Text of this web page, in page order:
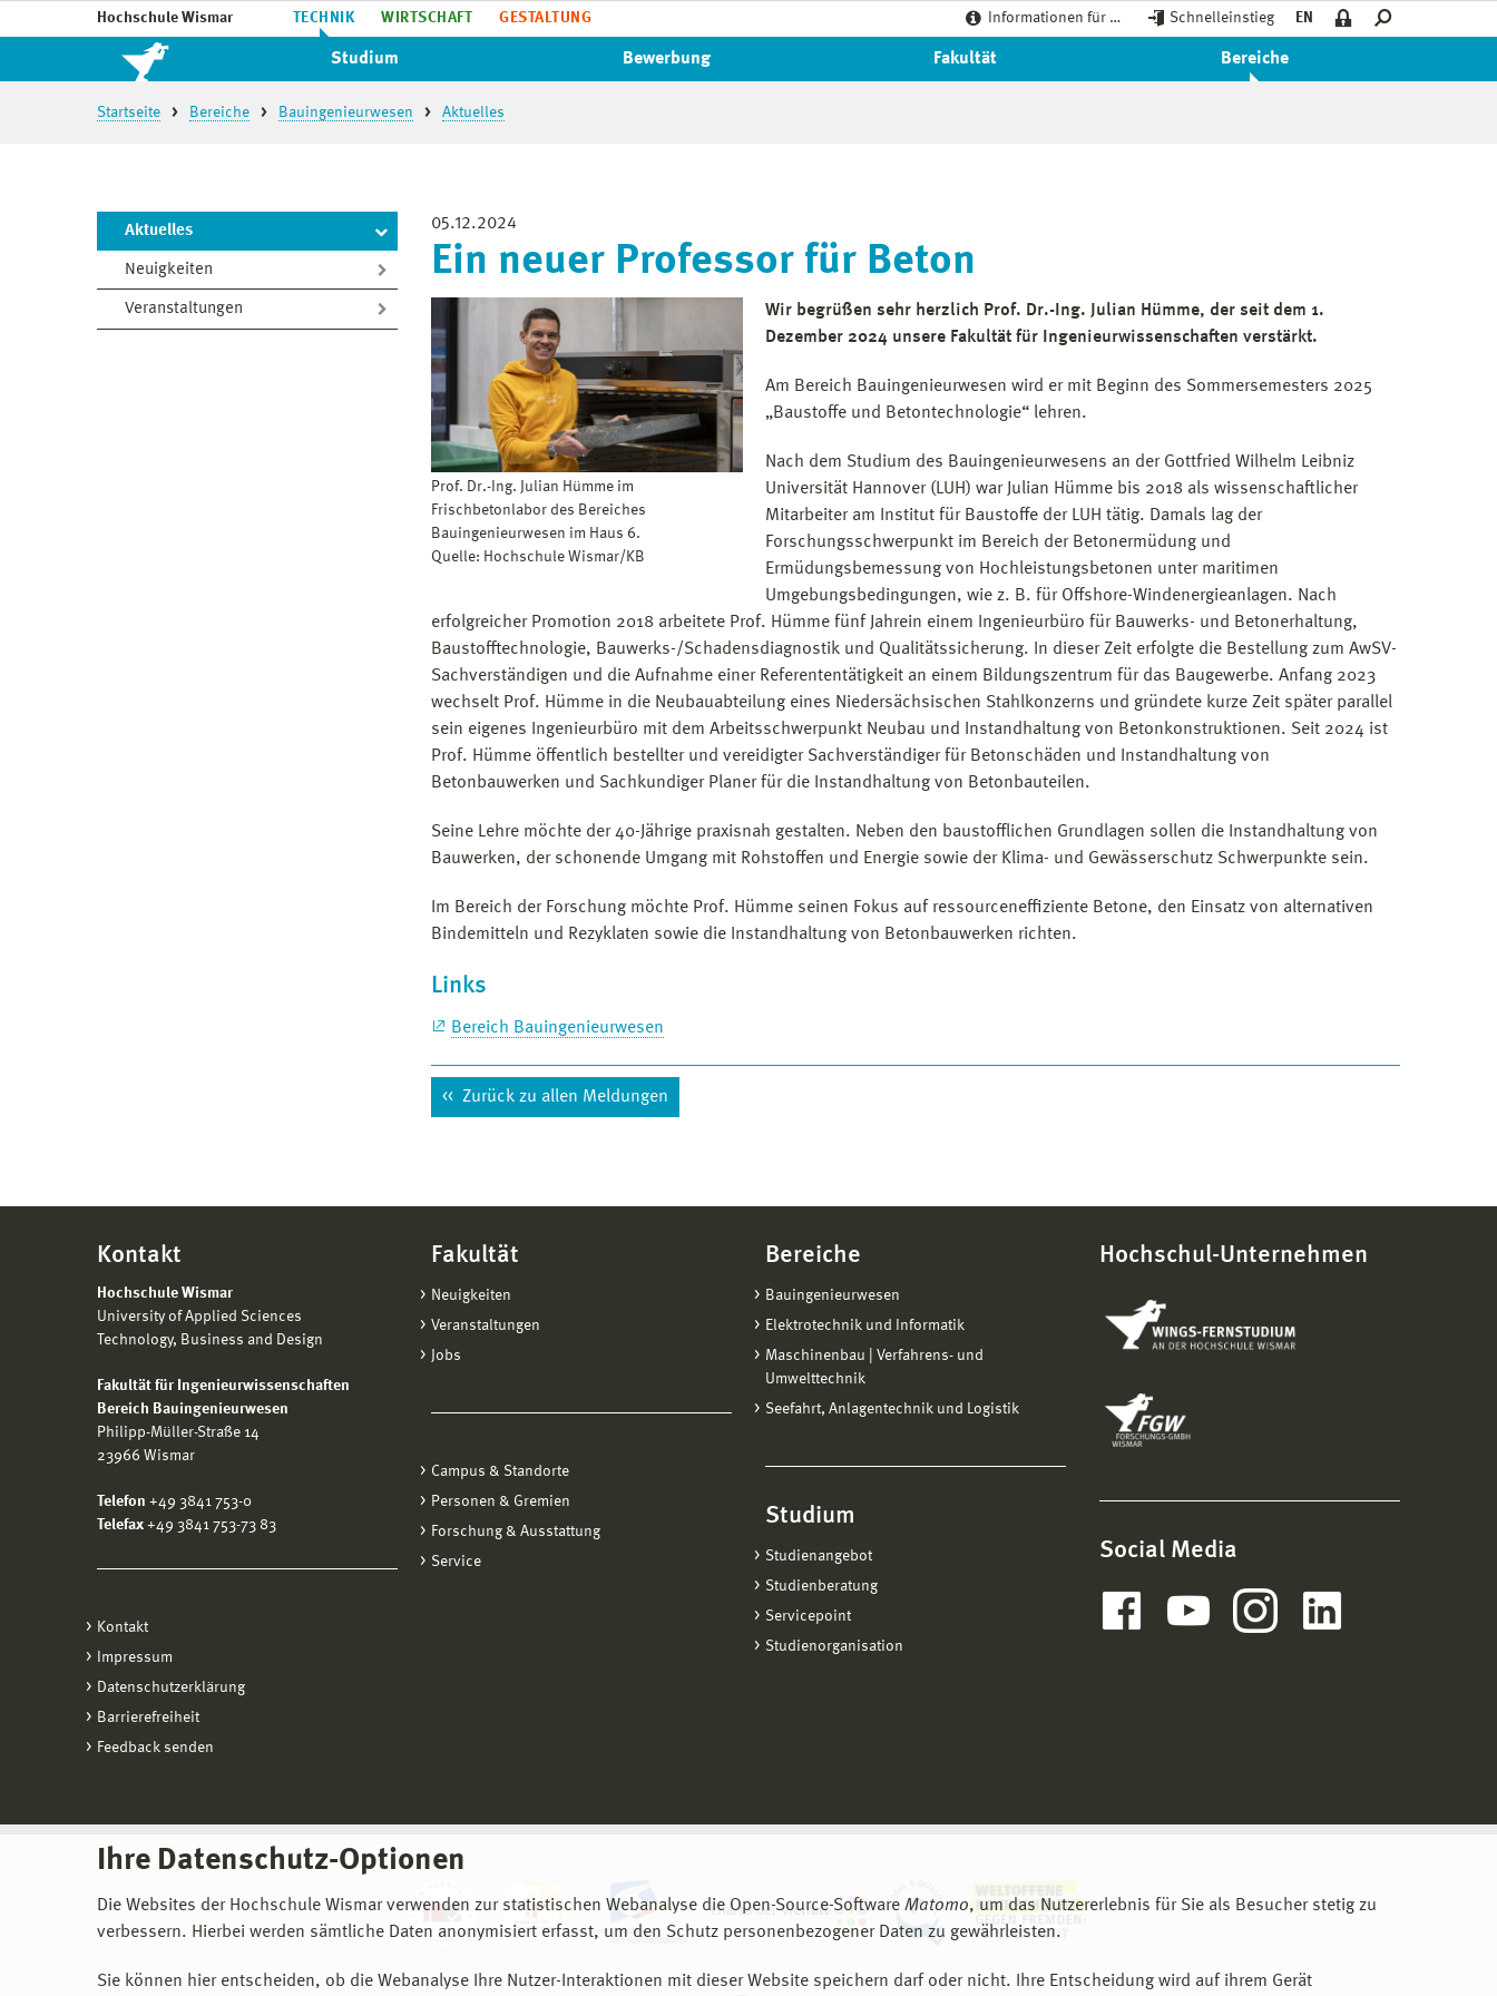
Hochschule Wismar TECHNIK WIRTSCHAFT GESTALTUNG Informationen für … Schnelleinstieg EN
Studium Bewerbung Fakultät Bereiche
Startseite Bereiche Bauingenieurwesen Aktuelles
Aktuelles
Neuigkeiten
Veranstaltungen
Ihre Datenschutz-Optionen
Die Websites der Hochschule Wismar verwenden zur statistischen Webanalyse die Open-Source-Software Matomo, um das Nutzererlebnis für Sie als Besucher stetig zu
verbessern. Hierbei werden sämtliche Daten anonymisiert erfasst, um den Schutz personenbezogener Daten zu gewährleisten.
Sie können hier entscheiden, ob die Webanalyse Ihre Nutzer-Interaktionen mit dieser Website speichern darf oder nicht. Ihre Entscheidung wird auf ihrem Gerät
05.12.2024
Ein neuer Professor für Beton
Prof. Dr.-Ing. Julian Hümme im
Frischbetonlabor des Bereiches
Bauingenieurwesen im Haus 6.
Quelle: Hochschule Wismar/KB
Wir begrüßen sehr herzlich Prof. Dr.-Ing. Julian Hümme, der seit dem 1.
Dezember 2024 unsere Fakultät für Ingenieurwissenschaften verstärkt.
Am Bereich Bauingenieurwesen wird er mit Beginn des Sommersemesters 2025
„Baustoffe und Betontechnologie“ lehren.
Nach dem Studium des Bauingenieurwesens an der Gottfried Wilhelm Leibniz
Universität Hannover (LUH) war Julian Hümme bis 2018 als wissenschaftlicher
Mitarbeiter am Institut für Baustoffe der LUH tätig. Damals lag der
Forschungsschwerpunkt im Bereich der Betonermüdung und
Ermüdungsbemessung von Hochleistungsbetonen unter maritimen
Umgebungsbedingungen, wie z. B. für Offshore-Windenergieanlagen. Nach
erfolgreicher Promotion 2018 arbeitete Prof. Hümme fünf Jahrein einem Ingenieurbüro für Bauwerks- und Betonerhaltung,
Baustofftechnologie, Bauwerks-/Schadensdiagnostik und Qualitätssicherung. In dieser Zeit erfolgte die Bestellung zum AwSV-
Sachverständigen und die Aufnahme einer Referententätigkeit an einem Bildungszentrum für das Baugewerbe. Anfang 2023
wechselt Prof. Hümme in die Neubauabteilung eines Niedersächsischen Stahlkonzerns und gründete kurze Zeit später parallel
sein eigenes Ingenieurbüro mit dem Arbeitsschwerpunkt Neubau und Instandhaltung von Betonkonstruktionen. Seit 2024 ist
Prof. Hümme öffentlich bestellter und vereidigter Sachverständiger für Betonschäden und Instandhaltung von
Betonbauwerken und Sachkundiger Planer für die Instandhaltung von Betonbauteilen.
Seine Lehre möchte der 40-Jährige praxisnah gestalten. Neben den baustofflichen Grundlagen sollen die Instandhaltung von
Bauwerken, der schonende Umgang mit Rohstoffen und Energie sowie der Klima- und Gewässerschutz Schwerpunkte sein.
Im Bereich der Forschung möchte Prof. Hümme seinen Fokus auf ressourceneffiziente Betone, den Einsatz von alternativen
Bindemitteln und Rezyklaten sowie die Instandhaltung von Betonbauwerken richten.
Links
Bereich Bauingenieurwesen
Zurück zu allen Meldungen
Kontakt
Hochschule Wismar
University of Applied Sciences
Technology, Business and Design
Fakultät für Ingenieurwissenschaften
Bereich Bauingenieurwesen
Philipp-Müller-Straße 14
23966 Wismar
Telefon +49 3841 753-0
Telefax +49 3841 753-73 83
Kontakt
Impressum
Datenschutzerklärung
Barrierefreiheit
Feedback senden
Fakultät
Neuigkeiten
Veranstaltungen
Jobs
Campus & Standorte
Personen & Gremien
Forschung & Ausstattung
Service
Bereiche
Bauingenieurwesen
Elektrotechnik und Informatik
Maschinenbau | Verfahrens- und
Umwelttechnik
Seefahrt, Anlagentechnik und Logistik
Studium
Studienangebot
Studienberatung
Servicepoint
Studienorganisation
Hochschul-Unternehmen
Social Media